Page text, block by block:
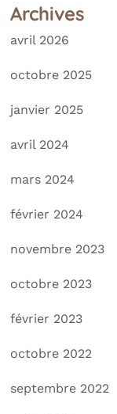
Archives
avril 2026
octobre 2025
janvier 2025
avril 2024
mars 2024
février 2024
novembre 2023
octobre 2023
février 2023
octobre 2022
septembre 2022